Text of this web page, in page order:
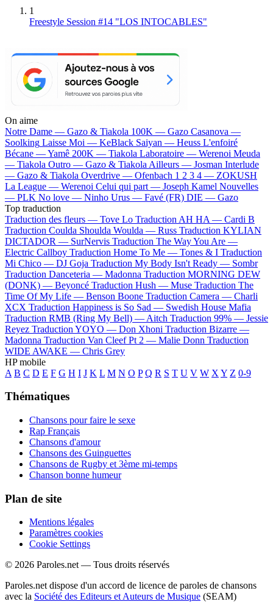
1
Freestyle Session #14 "LOS INTOCABLES"
On aime
Notre Dame — Gazo & Tiakola 100K — Gazo Casanova —
Soolking Laisse Moi — KeBlack Saiyan — Heuss L'enfoiré
Bécane —Yamê 200K — Tiakola Laboratoire — Werenoi Meuda
— Tiakola Outro — Gazo & Tiakola Ailleurs — Josman Interlude
— Gazo & Tiakola Overdrive — Ofenbach 1 2 3 4 — ZOKUSH
La League — Werenoi Celui qui part — Joseph Kamel Nouvelles
— PLK No love — Ninho Urus — Favé (FR) DIE — Gazo
Top traduction
Traduction des fleurs — Tove Lo Traduction AH HA — Cardi B
Traduction Coulda Shoulda Woulda — Russ Traduction KYLIAN
DICTADOR — SurNervis Traduction The Way You Are —
Electric Callboy Traduction Home To Me — Tones & I Traduction
Mi Chico — DJ Goja Traduction My Body Isn't Ready — Sombr
Traduction Danceteria — Madonna Traduction MORNING DEW
(DONK) — Beyoncé Traduction Hush — Muse Traduction The
Time Of My Life — Benson Boone Traduction Camera — Charli
XCX Traduction Happiness is So Sad — Swedish House Mafia
Traduction RMB (Ring My Bell) — Aitch Traduction 99% — Jessie
Reyez Traduction YOYO — Don Xhoni Traduction Bizarre —
Madonna Traduction Van Cleef Pt 2 — Malie Donn Traduction
WIDE AWAKE — Chris Grey
HP mobile
A B C D E F G H I J K L M N O P Q R S T U V W X Y Z 0-9
Thématiques
Chansons pour faire le sexe
Rap Français
Chansons d'amour
Chansons des Guinguettes
Chansons de Rugby et 3ème mi-temps
Chanson bonne humeur
Plan de site
Mentions légales
Paramètres cookies
Cookie Settings
© 2026 Paroles.net — Tous droits réservés
Paroles.net dispose d'un accord de licence de paroles de chansons
avec la Société des Editeurs et Auteurs de Musique (SEAM)